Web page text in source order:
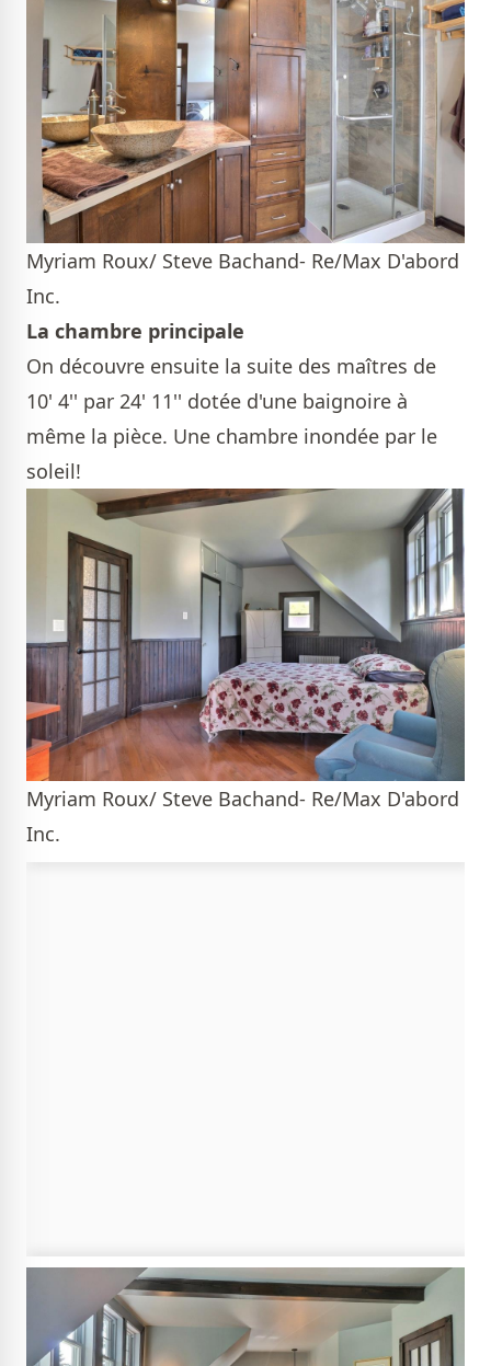
Myriam Roux/ Steve Bachand- Re/Max D'abord
Inc.
La chambre principale
On découvre ensuite la suite des maîtres de
10' 4'' par 24' 11'' dotée d'une baignoire à
même la pièce. Une chambre inondée par le
soleil!
Myriam Roux/ Steve Bachand- Re/Max D'abord
Inc.